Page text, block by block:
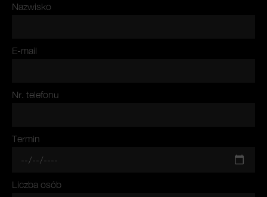
Nazwisko
E-mail
Nr. telefonu
Termin
Liczba osób